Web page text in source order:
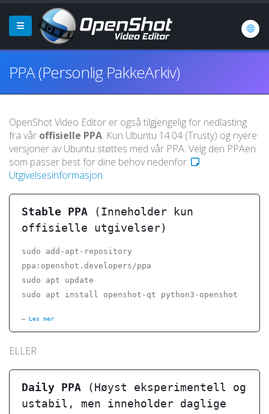
PPA (Personlig PakkeArkiv)
OpenShot Video Editor er også tilgjengelig for nedlasting
fra vår offisielle PPA. Kun Ubuntu 14.04 (Trusty) og nyere
versjoner av Ubuntu støttes med vår PPA. Velg den PPAen
som passer best for dine behov nedenfor.
Utgivelsesinformasjon
Stable PPA (Inneholder kun
offisielle utgivelser)
sudo add-apt-repository
ppa:openshot.developers/ppa
sudo apt update
sudo apt install openshot-qt python3-openshot
Les mer
ELLER
Daily PPA (Høyst eksperimentell og
ustabil, men inneholder daglige